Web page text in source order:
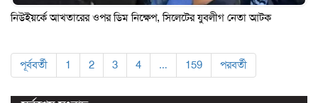
নিউইয়র্কে আখতারের ওপর ডিম নিক্ষেপ, সিলেটের যুবলীগ নেতা আটক
পূর্ববর্তী 1 2 3 4 … 159 পরবর্তী